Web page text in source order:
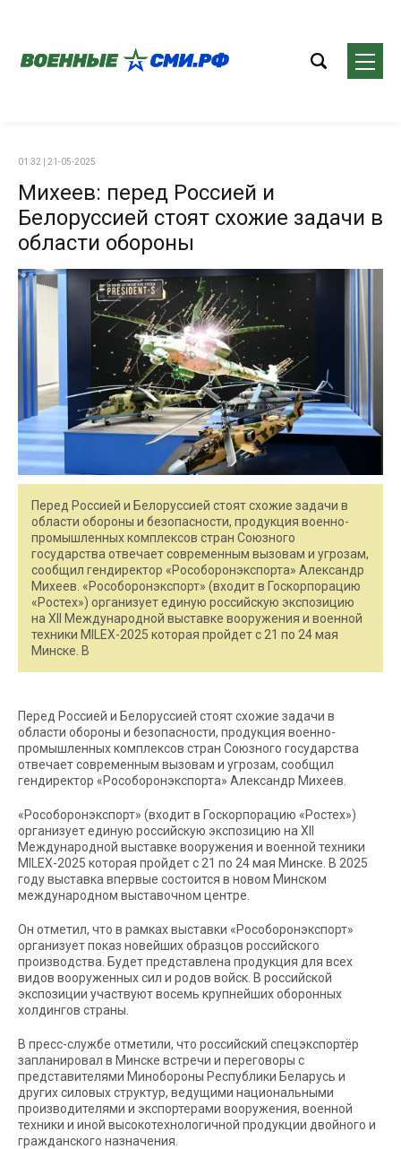
01:32 | 21-05-2025
Михеев: перед Россией и
Белоруссией стоят схожие задачи в
области обороны
Перед Россией и Белоруссией стоят схожие задачи в
области обороны и безопасности, продукция военно-
промышленных комплексов стран Союзного
государства отвечает современным вызовам и угрозам,
сообщил гендиректор «Рособоронэкспорта» Александр
Михеев. «Рособоронэкспорт» (входит в Госкорпорацию
«Ростех») организует единую российскую экспозицию
на XII Международной выставке вооружения и военной
техники MILEX-2025 которая пройдет с 21 по 24 мая
Минске. В
Перед Россией и Белоруссией стоят схожие задачи в
области обороны и безопасности, продукция военно-
промышленных комплексов стран Союзного государства
отвечает современным вызовам и угрозам, сообщил
гендиректор «Рособоронэкспорта» Александр Михеев.
«Рособоронэкспорт» (входит в Госкорпорацию «Ростех»)
организует единую российскую экспозицию на XII
Международной выставке вооружения и военной техники
MILEX-2025 которая пройдет с 21 по 24 мая Минске. В 2025
году выставка впервые состоится в новом Минском
международном выставочном центре.
Он отметил, что в рамках выставки «Рособоронэкспорт»
организует показ новейших образцов российского
производства. Будет представлена продукция для всех
видов вооруженных сил и родов войск. В российской
экспозиции участвуют восемь крупнейших оборонных
холдингов страны.
В пресс-службе отметили, что российский спецэкспортёр
запланировал в Минске встречи и переговоры с
представителями Минобороны Республики Беларусь и
других силовых структур, ведущими национальными
производителями и экспортерами вооружения, военной
техники и иной высокотехнологичной продукции двойного и
гражданского назначения.